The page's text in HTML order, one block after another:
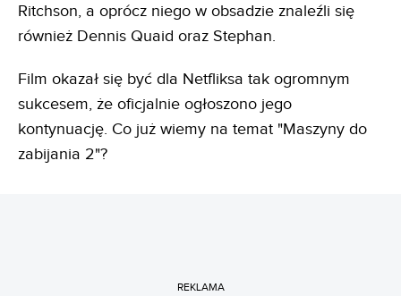
Ritchson, a oprócz niego w obsadzie znaleźli się
również Dennis Quaid oraz Stephan.
Film okazał się być dla Netfliksa tak ogromnym
sukcesem, że oficjalnie ogłoszono jego
kontynuację. Co już wiemy na temat "Maszyny do
zabijania 2"?
REKLAMA